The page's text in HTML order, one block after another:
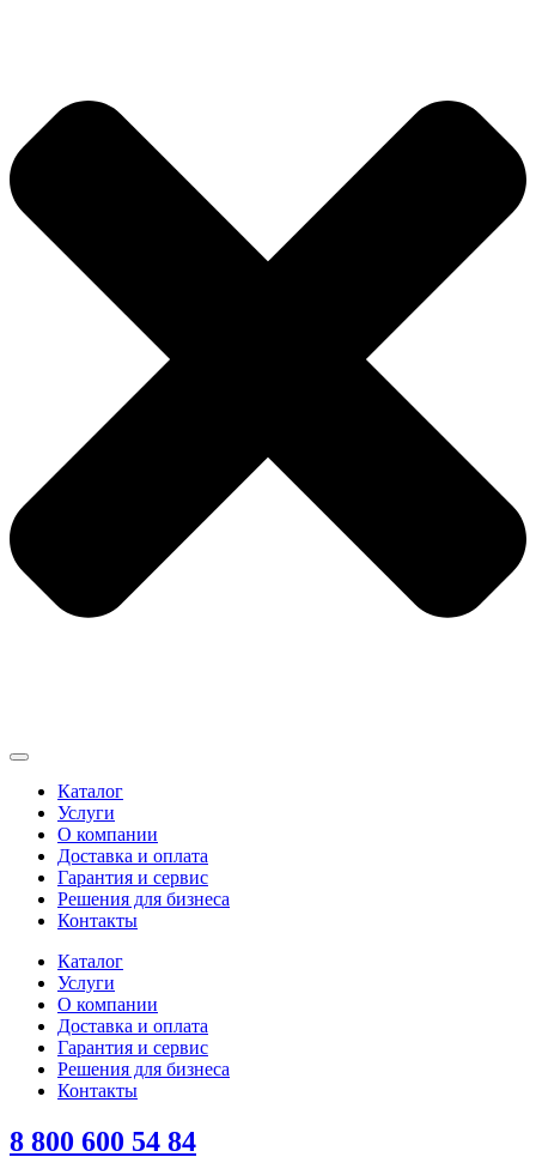
Каталог
Услуги
О компании
Доставка и оплата
Гарантия и сервис
Решения для бизнеса
Контакты
Каталог
Услуги
О компании
Доставка и оплата
Гарантия и сервис
Решения для бизнеса
Контакты
8 800 600 54 84